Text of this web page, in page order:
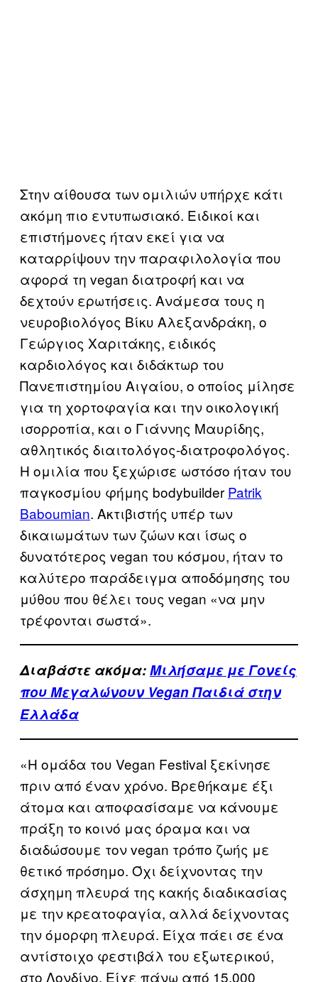
Στην αίθουσα των ομιλιών υπήρχε κάτι
ακόμη πιο εντυπωσιακό. Ειδικοί και
επιστήμονες ήταν εκεί για να
καταρρίψουν την παραφιλολογία που
αφορά τη vegan διατροφή και να
δεχτούν ερωτήσεις. Ανάμεσα τους η
νευροβιολόγος Βίκυ Αλεξανδράκη, ο
Γεώργιος Χαριτάκης, ειδικός
καρδιολόγος και διδάκτωρ του
Πανεπιστημίου Αιγαίου, ο οποίος μίλησε
για τη χορτοφαγία και την οικολογική
ισορροπία, και ο Γιάννης Μαυρίδης,
αθλητικός διαιτολόγος-διατροφολόγος.
Η ομιλία που ξεχώρισε ωστόσο ήταν του
παγκοσμίου φήμης bodybuilder Patrik
Baboumian. Ακτιβιστής υπέρ των
δικαιωμάτων των ζώων και ίσως ο
δυνατότερος vegan του κόσμου, ήταν το
καλύτερο παράδειγμα αποδόμησης του
μύθου που θέλει τους vegan «να μην
τρέφονται σωστά».
Διαβάστε ακόμα:Μιλήσαμε με Γονείς
που Μεγαλώνουν Vegan Παιδιά στην
Ελλάδα
«Η ομάδα του Vegan Festival ξεκίνησε
πριν από έναν χρόνο. Βρεθήκαμε έξι
άτομα και αποφασίσαμε να κάνουμε
πράξη το κοινό μας όραμα και να
διαδώσουμε τον vegan τρόπο ζωής με
θετικό πρόσημο. Όχι δείχνοντας την
άσχημη πλευρά της κακής διαδικασίας
με την κρεατοφαγία, αλλά δείχνοντας
την όμορφη πλευρά. Είχα πάει σε ένα
αντίστοιχο φεστιβάλ του εξωτερικού,
στο Λονδίνο. Είχε πάνω από 15.000